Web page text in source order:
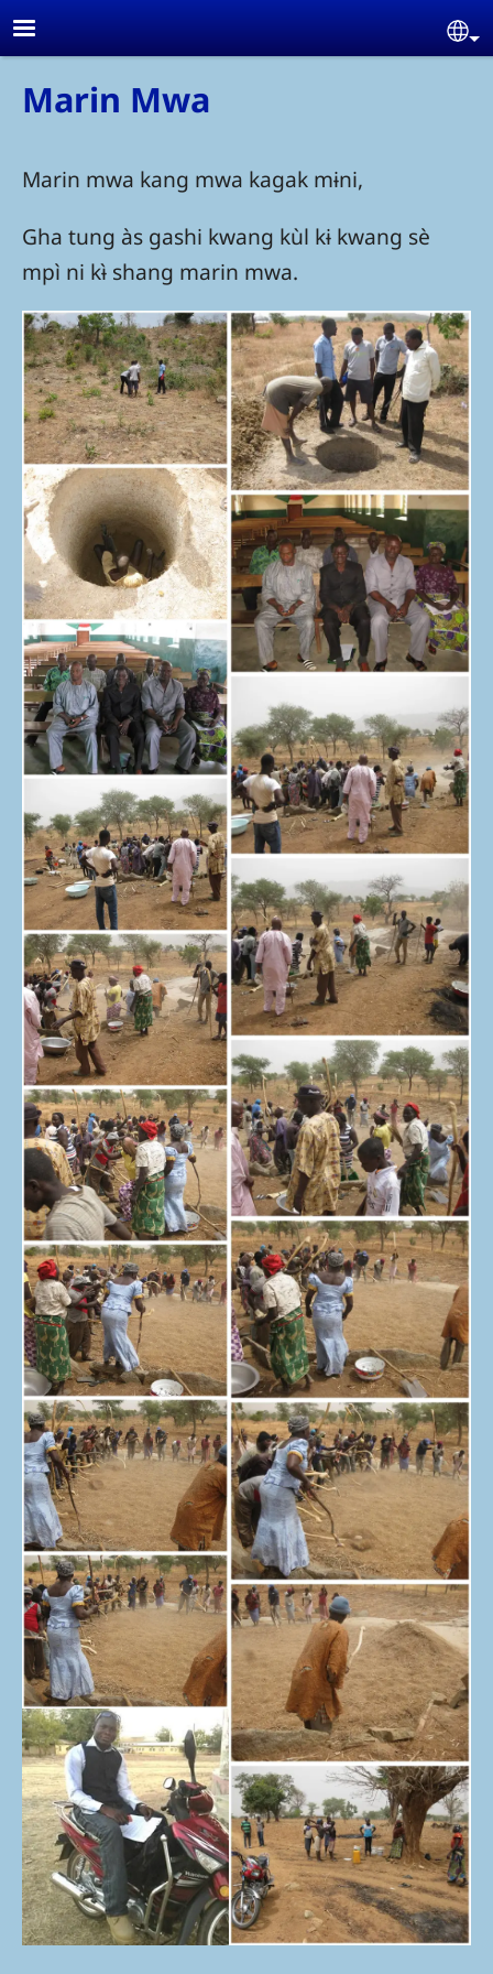
Skip to main content
Marin Mwa
Marin mwa kang mwa kagak mɨni,
Gha tung às gashi kwang kùl kɨ kwang sè
mpì ni kɨ̀ shang marin mwa.